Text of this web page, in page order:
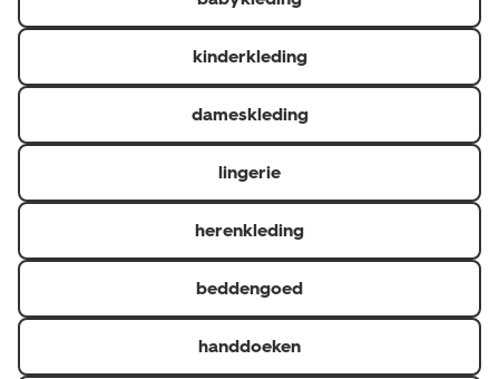
kinderkleding
dameskleding
lingerie
herenkleding
beddengoed
handdoeken